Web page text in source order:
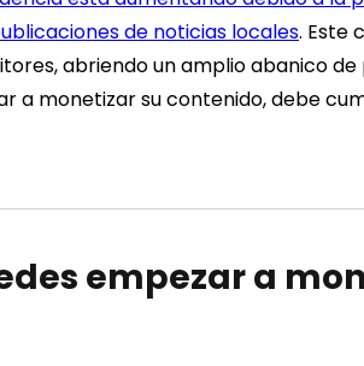
de noticias locales. Este
abriendo un amplio abanico
a monetizar su contenido, debe
empezar a